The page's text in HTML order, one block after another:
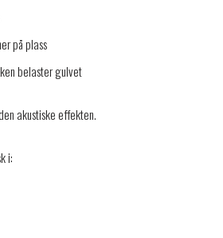
på plass
belaster gulvet
akustiske effekten.
i: